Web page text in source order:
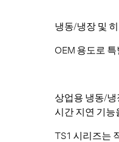
냉동/냉장 및
OEM 용도로
상업용 냉동/냉
시간 지연 기능
TS1 시리즈는